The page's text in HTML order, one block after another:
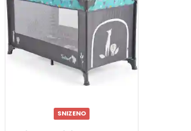
SNIZENO